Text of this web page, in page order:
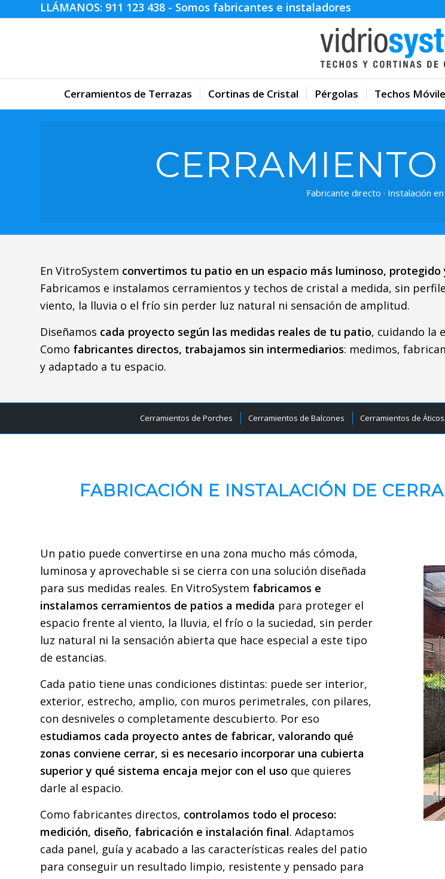
LLÁMANOS: 911 123 438 - Somos fabricantes e instaladores
Cerramientos de Terrazas Cortinas de Cristal Pérgolas Techos
Fabricante directo · Instalación
En VitroSystem convertimos tu patio en un espacio más luminoso,
Fabricamos e instalamos cerramientos y techos de cristal a medida, sin
viento, la lluvia o el frío sin perder luz natural ni sensación de amplitud.
Diseñamos cada proyecto según las medidas reales de tu patio, cuidando la
Como fabricantes directos, trabajamos sin intermediarios: medimos,
y adaptado a tu espacio.
Cerramientos de Porches Cerramientos de Balcones Cerramientos de Áticos
FABRICACIÓN E INSTALACIÓN DE
Un patio puede convertirse en una zona mucho más cómoda,
luminosa y aprovechable si se cierra con una solución diseñada
para sus medidas reales. En VitroSystem fabricamos e
instalamos cerramientos de patios a medida para proteger el
espacio frente al viento, la lluvia, el frío o la suciedad, sin perder
luz natural ni la sensación abierta que hace especial a este tipo
de estancias.
Cada patio tiene unas condiciones distintas: puede ser interior,
exterior, estrecho, amplio, con muros perimetrales, con pilares,
con desniveles o completamente descubierto. Por eso
estudiamos cada proyecto antes de fabricar, valorando qué
zonas conviene cerrar, si es necesario incorporar una cubierta
superior y qué sistema encaja mejor con el uso que quieres
darle al espacio.
Como fabricantes directos, controlamos todo el proceso:
medición, diseño, fabricación e instalación final. Adaptamos
cada panel, guía y acabado a las características reales del patio
para conseguir un resultado limpio, resistente y pensado para